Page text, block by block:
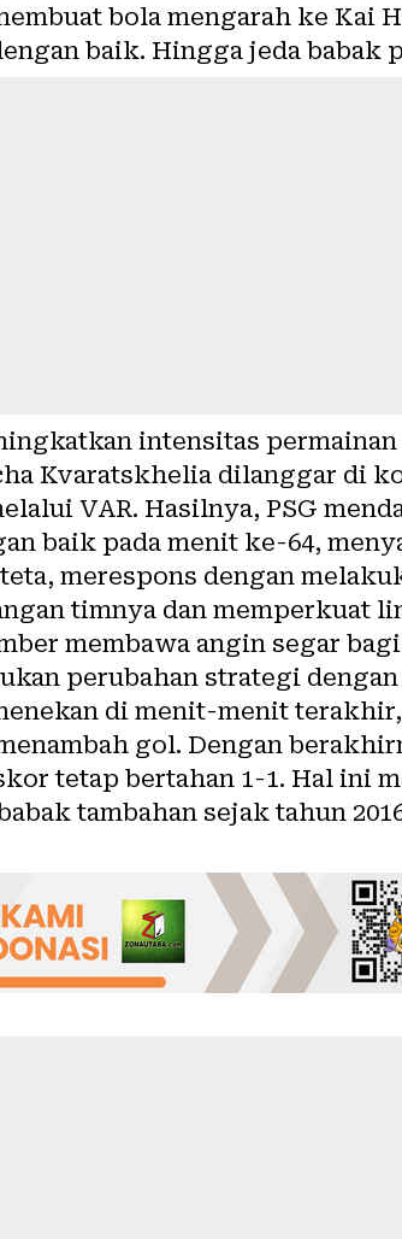
bola mengarah ke Kai
baik. Hingga jeda babak
intensitas
Kvaratskhelia dilanggar di
VAR. Hasilnya, PSG
baik pada menit ke-64,
merespons dengan
timnya dan memperkuat
membawa angin segar
perubahan strategi
di menit-menit
gol. Dengan
tetap bertahan 1-1. Hal ini
tambahan sejak tahun